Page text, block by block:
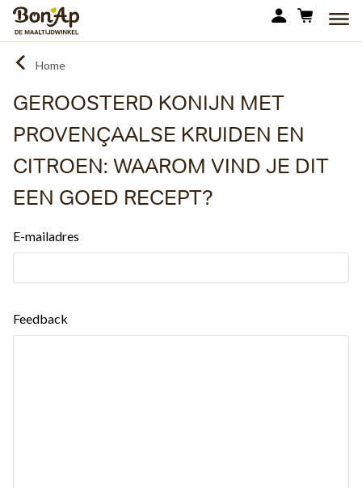
Overslaan
gaan
Home
GEROOSTERD KONIJN MET
PROVENÇAALSE KRUIDEN EN
CITROEN: WAAROM VIND JE DIT
EEN GOED RECEPT?
E-mailadres
Feedback